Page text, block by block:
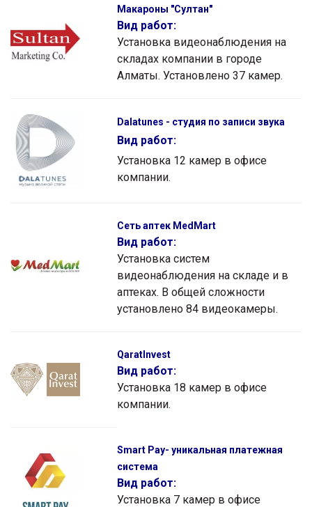
Макароны "Султан"
Вид работ:
Установка видеонаблюдения на
складах компании в городе
Алматы. Установлено 37 камер.
Dalatunes - студия по записи звука
Вид работ:
Установка 12 камер в офисе
компании.
Сеть аптек MedMart
Вид работ:
Установка систем
видеонаблюдения на складе и в
аптеках. В общей сложности
установлено 84 видеокамеры.
QaratInvest
Вид работ:
Установка 18 камер в офисе
компании.
Smart Pay- уникальная платежная
система
Вид работ:
Установка 7 камер в офисе